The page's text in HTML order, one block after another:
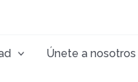
Únete a nosotros